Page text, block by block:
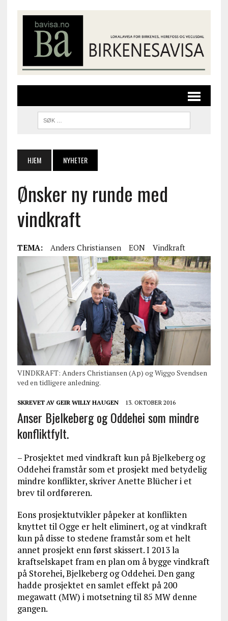
HJEM NYHETER
Ønsker ny runde med
vindkraft
TEMA: Anders Christiansen EON Vindkraft
VINDKRAFT: Anders Christiansen (Ap) og Wiggo Svendsen
ved en tidligere anledning.
SKREVET AV GEIR WILLY HAUGEN 13. OKTOBER 2016
Anser Bjelkeberg og Oddehei som mindre
konfliktfylt.
– Prosjektet med vindkraft kun på Bjelkeberg og
Oddehei framstår som et prosjekt med betydelig
mindre konflikter, skriver Anette Blücher i et
brev til ordføreren.
Eons prosjektutvikler påpeker at konflikten
knyttet til Ogge er helt eliminert, og at vindkraft
kun på disse to stedene framstår som et helt
annet prosjekt enn først skissert. I 2013 la
kraftselskapet fram en plan om å bygge vindkraft
på Storehei, Bjelkeberg og Oddehei. Den gang
hadde prosjektet en samlet effekt på 200
megawatt (MW) i motsetning til 85 MW denne
gangen.